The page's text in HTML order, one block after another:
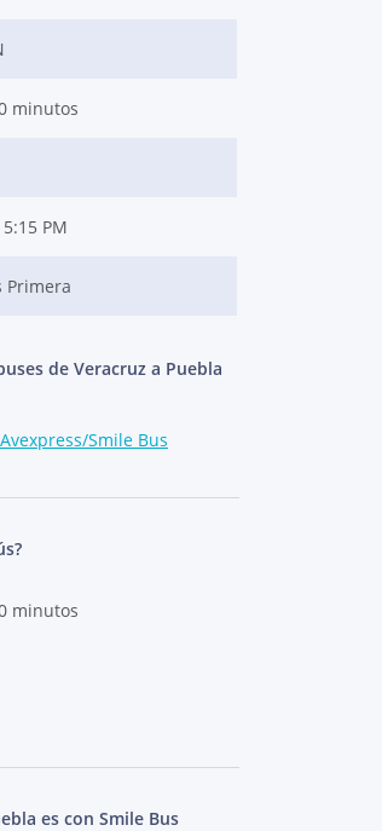
minutos
PM
Primera
de Veracruz a Puebla
Smile Bus
minutos
es con Smile Bus